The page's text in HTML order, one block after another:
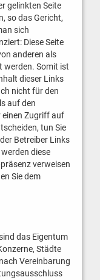
gelinkten Seite
so das Gericht,
sich
Diese Seite
anderen als
werden. Somit ist
dieser Links
nicht für den
auf den
einen Zugriff auf
tun Sie
Betreiber Links
diese
verweisen
Sie dem
das Eigentum
Städte
Vereinbarung